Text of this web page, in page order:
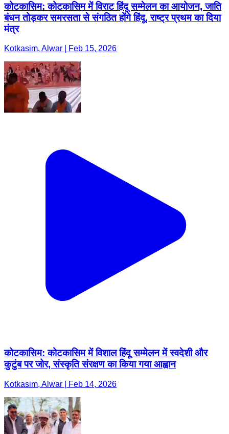
कोटकासिम: कोटकासिम में विराट हिंदू सम्मेलन का आयोजन, जाति
बंधन तोड़कर समरसता से संगठित होंगे हिंदू, राष्ट्र प्रथम का दिया
मंत्र
Kotkasim, Alwar | Feb 15, 2026
कोटकासिम: कोटकासिम में विशाल हिंदू सम्मेलन में स्वदेशी और
कुटुंब पर जोर, संस्कृति संरक्षण का किया गया आह्वान
Kotkasim, Alwar | Feb 14, 2026